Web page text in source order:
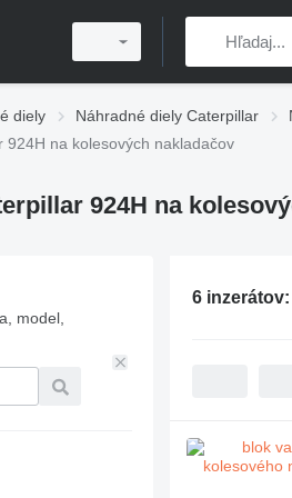
diely Náhradné diely Caterpillar
924H na kolesových nakladačov
924H na
model,
6 inzerátov: